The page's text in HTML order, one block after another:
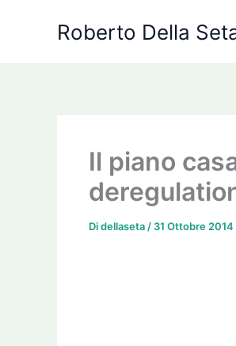
Roberto Della
Il piano
Didellaseta / 31 Ottobre 2014